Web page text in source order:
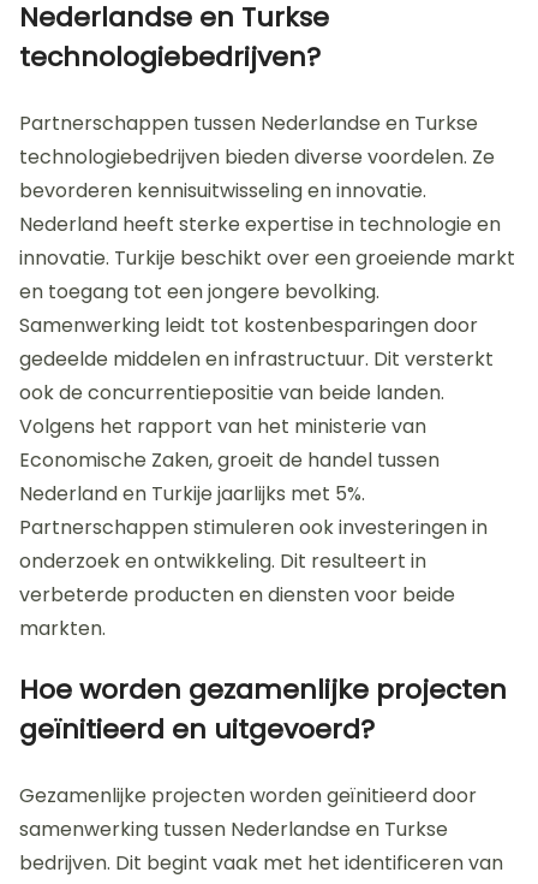
innovatieve oplossingen die beide markten ten
goede komen. De samenwerking versterkt de
technologiehandel.
Wat zijn de voordelen van
partnerschappen tussen
Nederlandse en Turkse
technologiebedrijven?
Partnerschappen tussen Nederlandse en Turkse
technologiebedrijven bieden diverse voordelen. Ze
bevorderen kennisuitwisseling en innovatie.
Nederland heeft sterke expertise in technologie en
innovatie. Turkije beschikt over een groeiende markt
en toegang tot een jongere bevolking.
Samenwerking leidt tot kostenbesparingen door
gedeelde middelen en infrastructuur. Dit versterkt
ook de concurrentiepositie van beide landen.
Economische Zaken, groeit de handel tussen
Nederland en Turkije jaarlijks met 5%.
onderzoek en ontwikkeling. Dit resulteert in
verbeterde producten en diensten voor beide
markten.